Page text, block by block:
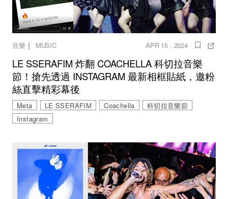
音樂 ｜ MUSIC APR 15 , 2024
LE SSERAFIM 炸翻 COACHELLA 科切拉音樂
節！搶先透過 INSTAGRAM 最新相框貼紙，邀粉
絲直擊精彩幕後
Meta LE SSERAFIM Coachella
科切拉音樂節
Instagram